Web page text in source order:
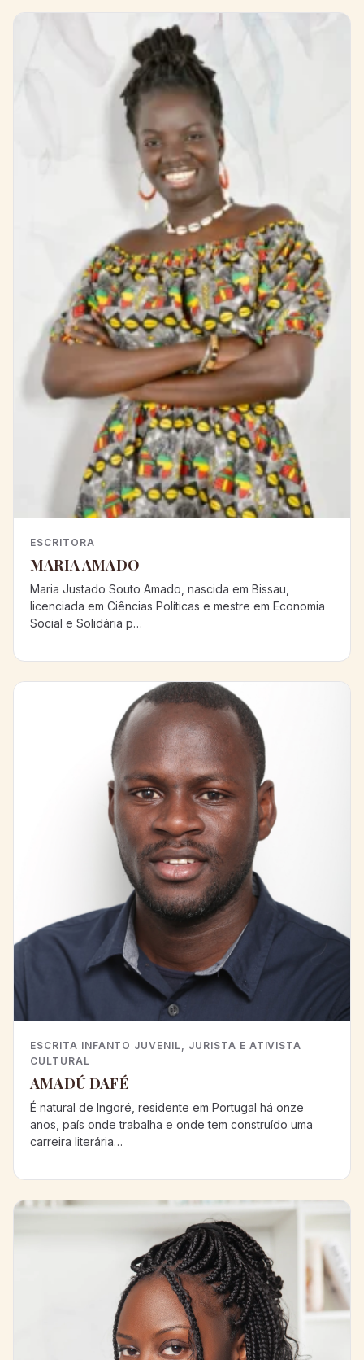
ESCRITORA
MARIA AMADO
Maria Justado Souto Amado, nascida em Bissau,
licenciada em Ciências Políticas e mestre em Economia
Social e Solidária p…
ESCRITA INFANTO JUVENIL, JURISTA E ATIVISTA
CULTURAL
AMADÚ DAFÉ
É natural de Ingoré, residente em Portugal há onze
anos, país onde trabalha e onde tem construído uma
carreira literária…